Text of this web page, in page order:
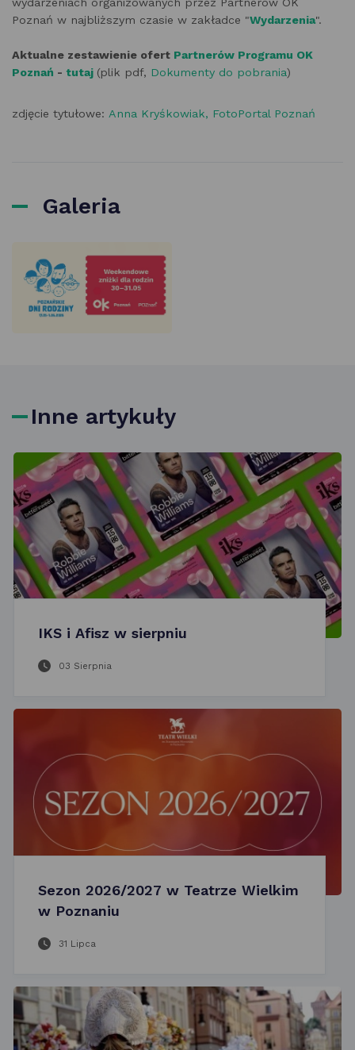
Poznań w najbliższym czasie w zakładce "Wydarzenia".
Aktualne zestawienie ofert Partnerów Programu OK
Poznań - tutaj (plik pdf, Dokumenty do pobrania)
zdjęcie tytułowe: Anna Kryśkowiak, FotoPortal Poznań
Galeria
Inne artykuły
IKS i Afisz w sierpniu
03 Sierpnia
Sezon 2026/2027 w Teatrze Wielkim
w Poznaniu
31 Lipca